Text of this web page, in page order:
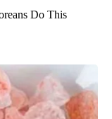
Do This